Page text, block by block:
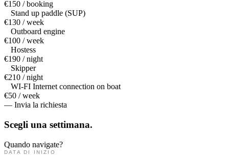
€150 / booking
Stand up paddle (SUP)
€130 / week
Outboard engine
€100 / week
Hostess
€190 / night
Skipper
€210 / night
WI-FI Internet connection on boat
€50 / week
— Invia la richiesta
Scegli una settimana.
Quando navigate?
DATA DI INIZIO